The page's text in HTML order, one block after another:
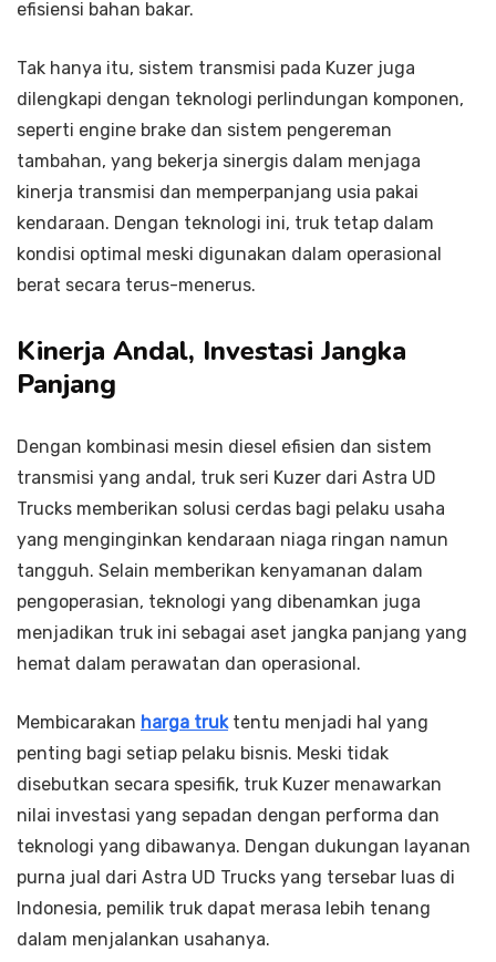
efisiensi bahan bakar.
Tak hanya itu, sistem transmisi pada Kuzer juga
dilengkapi dengan teknologi perlindungan komponen,
seperti engine brake dan sistem pengereman
tambahan, yang bekerja sinergis dalam menjaga
kinerja transmisi dan memperpanjang usia pakai
kendaraan. Dengan teknologi ini, truk tetap dalam
kondisi optimal meski digunakan dalam operasional
berat secara terus-menerus.
Kinerja Andal, Investasi Jangka
Panjang
Dengan kombinasi mesin diesel efisien dan sistem
transmisi yang andal, truk seri Kuzer dari Astra UD
Trucks memberikan solusi cerdas bagi pelaku usaha
yang menginginkan kendaraan niaga ringan namun
tangguh. Selain memberikan kenyamanan dalam
pengoperasian, teknologi yang dibenamkan juga
menjadikan truk ini sebagai aset jangka panjang yang
hemat dalam perawatan dan operasional.
Membicarakan harga truktentu menjadi hal yang
penting bagi setiap pelaku bisnis. Meski tidak
disebutkan secara spesifik, truk Kuzer menawarkan
nilai investasi yang sepadan dengan performa dan
teknologi yang dibawanya. Dengan dukungan layanan
purna jual dari Astra UD Trucks yang tersebar luas di
Indonesia, pemilik truk dapat merasa lebih tenang
dalam menjalankan usahanya.